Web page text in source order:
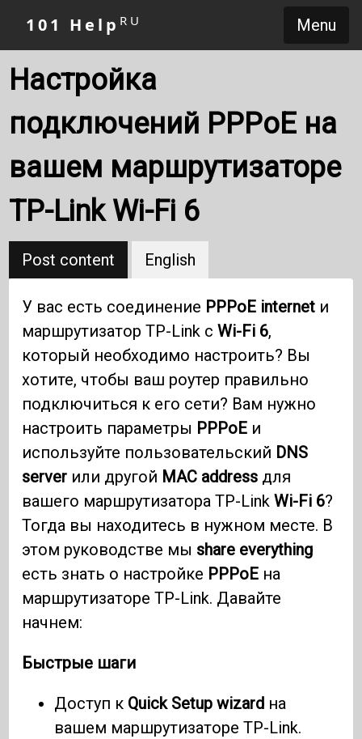
Menu
101 Help RU
Настройка
подключений PPPoE на
вашем маршрутизаторе
TP-Link Wi-Fi 6
Post content English
У вас есть соединение PPPoE internet и
маршрутизатор TP-Link сWi-Fi 6,
который необходимо настроить? Вы
хотите, чтобы ваш роутер правильно
подключиться к его сети? Вам нужно
настроить параметры PPPoE и
используйте пользовательский DNS
server или другой MAC address для
вашего маршрутизатора TP-LinkWi-Fi 6?
Тогда вы находитесь в нужном месте. В
этом руководстве мы share everything
есть знать о настройке PPPoE на
маршрутизаторе TP-Link. Давайте
начнем:
Быстрые шаги
Доступ к Quick Setup wizard на
вашем маршрутизаторе TP-Link.